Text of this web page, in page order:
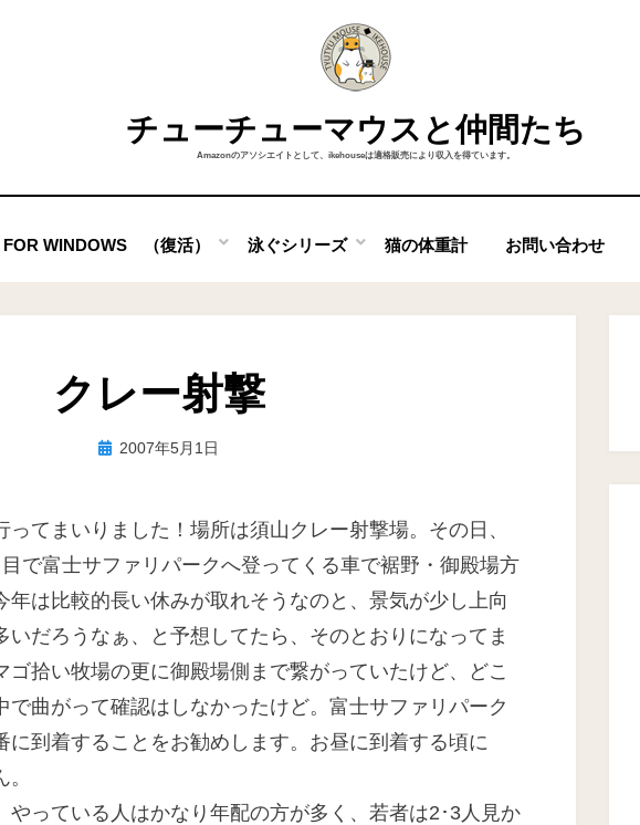
チューチューマウスと仲間たち
Amazonのアソシエイトとして、ikehouseは適格販売により収入を得ています。
WINDOWS （復活） 泳ぐシリーズ 猫の体重計 お問い合わせ
クレー射撃
投稿者ike
投 2007年5月1日
ってまいりました！場所は須山クレー射撃場。その日、
で富士サファリパークへ登ってくる車で裾野・御殿場方
年は比較的長い休みが取れそうなのと、景気が少し上向
いだろうなぁ、と予想してたら、そのとおりになってま
ゴ拾い牧場の更に御殿場側まで繋がっていたけど、どこ
で曲がって確認はしなかったけど。富士サファリパーク
に到着することをお勧めします。お昼に到着する頃に
やっている人はかなり年配の方が多く、若者は2･3人見か